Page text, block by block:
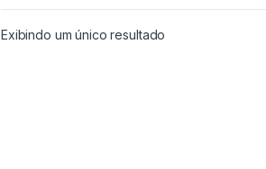
Exibindo um único resultado